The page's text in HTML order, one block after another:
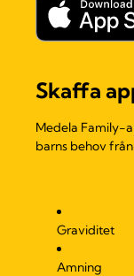
Skaffa
Medela Family-
barns behov
Graviditet
Amning